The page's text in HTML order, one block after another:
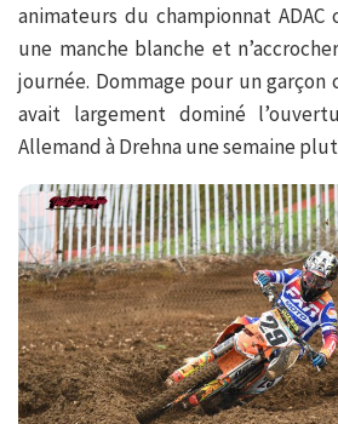
animateurs du championnat
une manche blanche et
journée. Dommage pour un garçon
avait largement dominé
Allemand à Drehna une semaine